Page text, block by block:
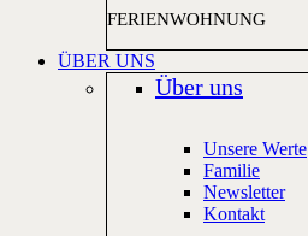
FERIENWOHNUNG
ÜBER UNS
Über uns
Unsere Werte
Familie
Newsletter
Kontakt